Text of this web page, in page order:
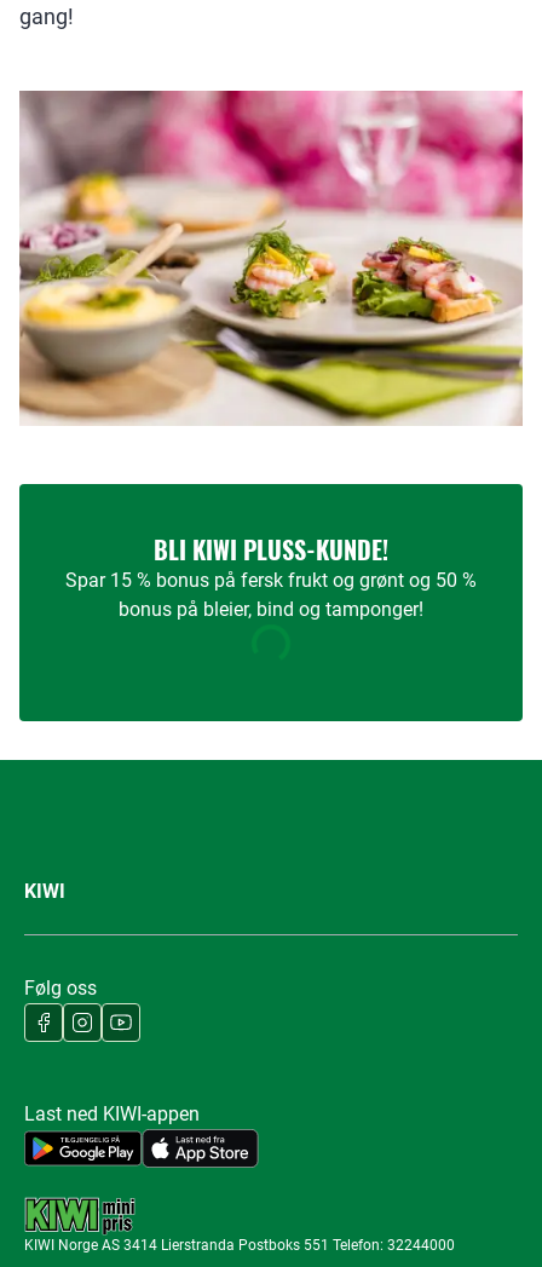
gang!
BLI KIWI PLUSS-KUNDE!
Spar 15 % bonus på fersk frukt og grønt og 50 %
bonus på bleier, bind og tamponger!
KIWI
Følg oss
Last ned KIWI-appen
KIWI Norge AS 3414 Lierstranda Postboks 551 Telefon: 32244000